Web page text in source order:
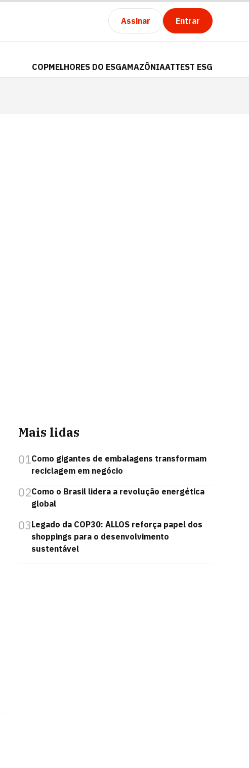
Assinar Entrar
COPMELHORES DO ESGAMAZÔNIAATTEST ESG
Mais lidas
01Como gigantes de embalagens transformam
reciclagem em negócio
02Como o Brasil lidera a revolução energética
global
03Legado da COP30: ALLOS reforça papel dos
shoppings para o desenvolvimento
sustentável